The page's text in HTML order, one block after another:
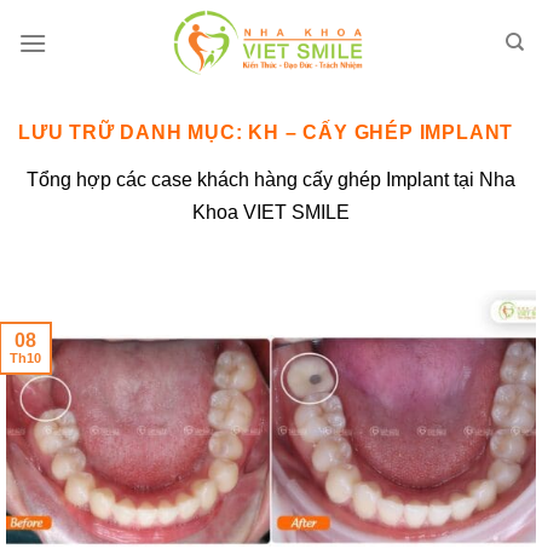
qua
LƯU TRỮ DANH MỤC: KH – CẤY GHÉP IMPLANT
Tổng hợp các case khách hàng cấy ghép Implant tại Nha
Khoa VIET SMILE
08
Th10